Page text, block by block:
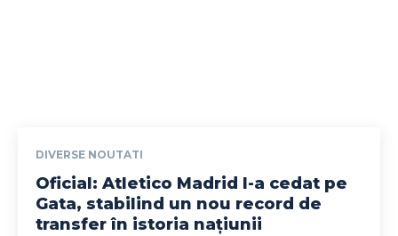
DIVERSE NOUTATI
Oficial: Atletico Madrid l-a cedat pe
Gata, stabilind un nou record de
transfer în istoria națiunii